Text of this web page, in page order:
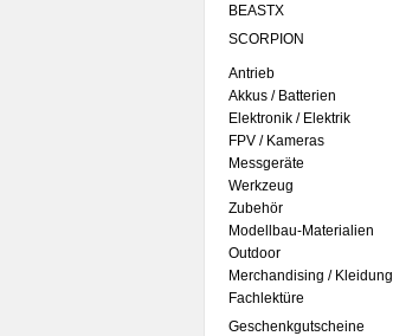
BEASTX
SCORPION
Antrieb
Akkus / Batterien
Elektronik / Elektrik
FPV / Kameras
Messgeräte
Werkzeug
Zubehör
Modellbau-Materialien
Outdoor
Merchandising / Kleidung
Fachlektüre
Geschenkgutscheine